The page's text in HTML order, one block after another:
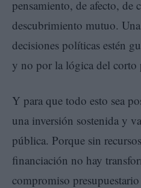
pensamiento, de afecto, de
descubrimiento mutuo.
decisiones políticas estén
y no por la lógica del corto
Y para que todo esto sea
una inversión sostenida y
pública. Porque sin
financiación no hay
compromiso